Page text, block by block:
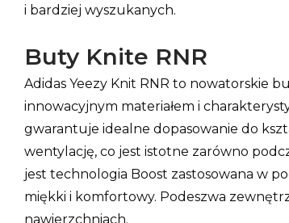
i bardziej wyszukanych.
Buty Knite RNR
Adidas Yeezy Knit RNR to nowatorskie
innowacyjnym materiałem i
gwarantuje idealne dopasowanie do
wentylację, co jest istotne zarówno
jest technologia Boost zastosowana w
miękki i komfortowy. Podeszwa
nawierzchniach.